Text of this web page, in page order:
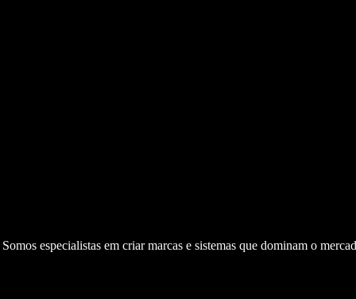
especialistas em criar marcas e sistemas que dominam o